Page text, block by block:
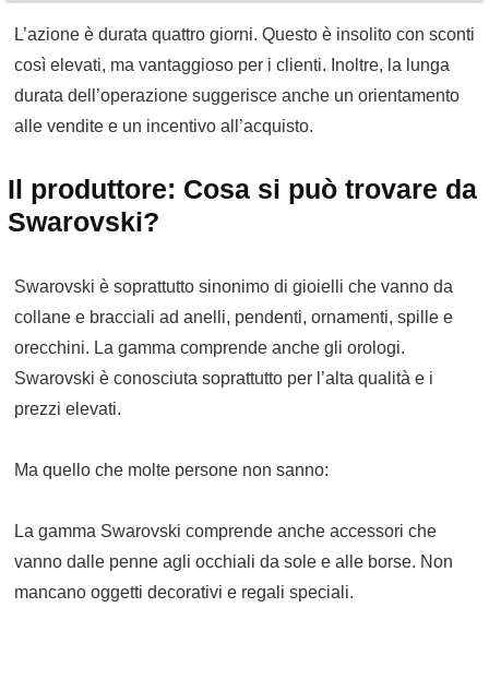
L’azione è durata quattro giorni. Questo è insolito con sconti
così elevati, ma vantaggioso per i clienti. Inoltre, la lunga
durata dell’operazione suggerisce anche un orientamento
alle vendite e un incentivo all’acquisto.
Il produttore: Cosa si può trovare da
Swarovski?
Swarovski è soprattutto sinonimo di gioielli che vanno da
collane e bracciali ad anelli, pendenti, ornamenti, spille e
orecchini. La gamma comprende anche gli orologi.
Swarovski è conosciuta soprattutto per l’alta qualità e i
prezzi elevati.
Ma quello che molte persone non sanno:
La gamma Swarovski comprende anche accessori che
vanno dalle penne agli occhiali da sole e alle borse. Non
mancano oggetti decorativi e regali speciali.